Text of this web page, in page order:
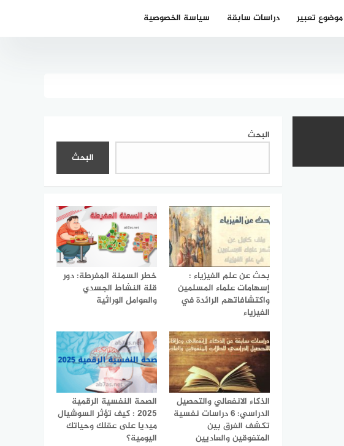
موضوع تعبير دراسات سابقة سياسة الخصوصية
البحث
البحث
بحث عن علم الفيزياء :
إسهامات علماء المسلمين
واكتشافاتهم الرائدة في
الفيزياء
خطر السمنة المفرطة: دور
قلة النشاط الجسدي
والعوامل الوراثية
الذكاء الانفعالي والتحصيل
الدراسي: 6 دراسات نفسية
تكشف الفرق بين
المتفوقين والعاديين
الصحة النفسية الرقمية
2025 : كيف تؤثر السوشيال
ميديا على عقلك وحياتك
اليومية؟